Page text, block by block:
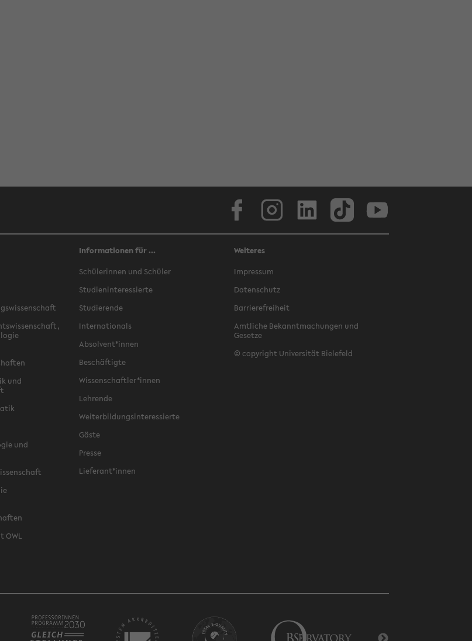
und
und
OWL
Informationen für ...
Schülerinnen und Schüler
Studieninteressierte
Studierende
Internationals
Absolvent*innen
Beschäftigte
Wissenschaftler*innen
Lehrende
Weiterbildungsinteressierte
Gäste
Presse
Lieferant*innen
Weiteres
Impressum
Datenschutz
Barrierefreiheit
Amtliche Bekanntmachungen und
Gesetze
© copyright Universität Bielefeld